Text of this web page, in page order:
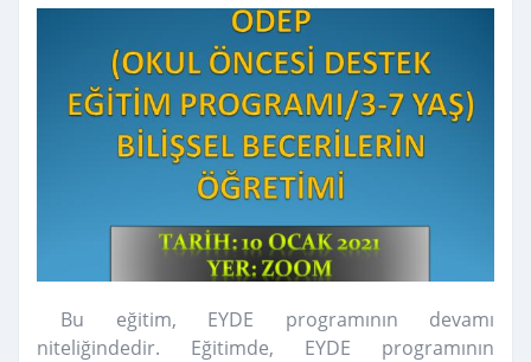
Bu eğitim, EYDE programının devamı
niteliğindedir. Eğitimde, EYDE programının